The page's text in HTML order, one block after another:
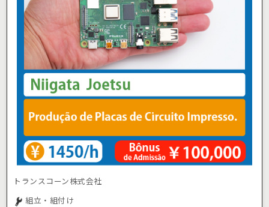
トランスコーン株式会社
組立・組付け